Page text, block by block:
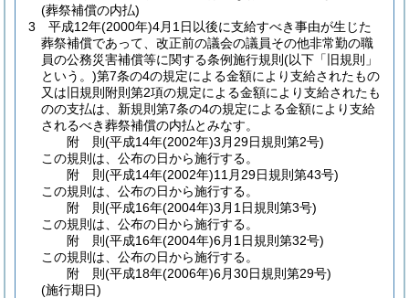
(葬祭補償の内払)
3
平成12年(2000年)4月1日以後に支給すべき事由が生じた
葬祭補償であって、改正前の議会の議員その他非常勤の職
員の公務災害補償等に関する条例施行規則 (以下「旧規則」
という。)第7条の4の規定による金額により支給されたもの
又は旧規則附則第2項の規定による金額により支給されたも
のの支払は、新規則第7条の4の規定による金額により支給
されるべき葬祭補償の内払とみなす。
附 則(平成14年(2002年)3月29日規則第2号)
この規則は、公布の日から施行する。
附 則(平成14年(2002年)11月29日規則第43号)
この規則は、公布の日から施行する。
附 則(平成16年(2004年)3月1日規則第3号)
この規則は、公布の日から施行する。
附 則(平成16年(2004年)6月1日規則第32号)
この規則は、公布の日から施行する。
附 則(平成18年(2006年)6月30日規則第29号)
(施行期日)